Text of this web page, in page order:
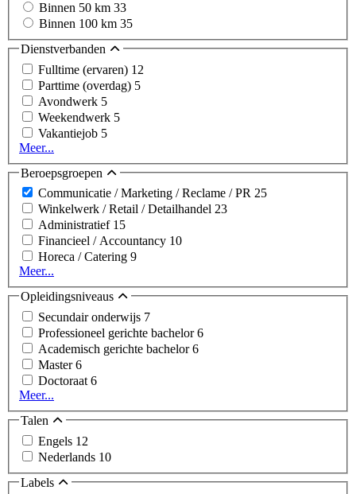
Binnen 50 km 33
Binnen 100 km 35
Dienstverbanden
Fulltime (ervaren) 12
Parttime (overdag) 5
Avondwerk 5
Weekendwerk 5
Vakantiejob 5
Meer...
Beroepsgroepen
Communicatie / Marketing / Reclame / PR 25
Winkelwerk / Retail / Detailhandel 23
Administratief 15
Financieel / Accountancy 10
Horeca / Catering 9
Meer...
Opleidingsniveaus
Secundair onderwijs 7
Professioneel gerichte bachelor6
Academisch gerichte bachelor6
Master6
Doctoraat 6
Meer...
Talen
Engels 12
Nederlands 10
Labels